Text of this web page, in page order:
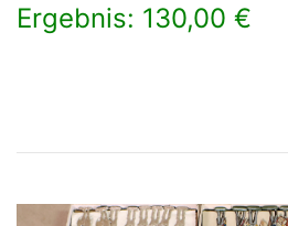
Ergebnis: 130,00 €